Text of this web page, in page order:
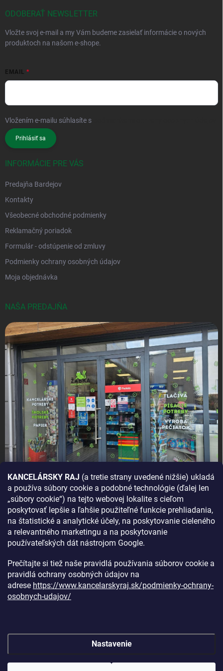
KANCELÁRSKY RAJ (a tretie strany uvedené nižšie) ukladá
a používa súbory cookie a podobné technológie (ďalej len
„súbory cookie“) na tejto webovej lokalite s cieľom
poskytovať lepšie a ľahšie použiteľné funkcie prehliadania,
na štatistické a analytické účely, na poskytovanie cieleného
a relevantného marketingu a na poskytovanie
používateľských dát nástrojom Google.
Prečítajte si tiež naše pravidlá používania súborov cookie a
pravidlá ochrany osobných údajov na
adrese https://www.kancelarskyraj.sk/podmienky-ochrany-
osobnych-udajov/
Nastavenie
ODOBERAŤ NEWSLETTER
Vložte svoj e-mail a my Vám budeme zasielať informácie o nových
produktoch na našom e-shope.
EMAIL
Vložením e-mailu súhlasíte s
Prihlásiť sa
INFORMÁCIE PRE VÁS
Predajňa Bardejov
Kontakty
Všeobecné obchodné podmienky
Reklamačný poriadok
Formulár - odstúpenie od zmluvy
Podmienky ochrany osobných údajov
Moja objednávka
NAŠA PREDAJŇA
AKO SA K NÁM DOSTANETE?
Copyright 2026Kancelársky raj. Všetky práva vyhradené.Upraviť